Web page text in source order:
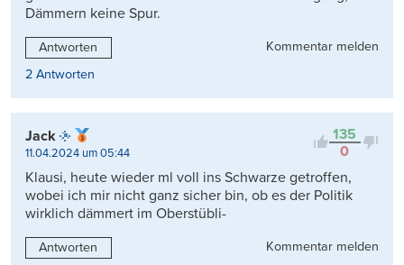
Dämmern keine Spur.
Antworten
Kommentar melden
2 Antworten
135
0
Jack
11.04.2024 um 05:44
Klausi, heute wieder ml voll ins Schwarze getroffen,
wobei ich mir nicht ganz sicher bin, ob es der Politik
wirklich dämmert im Oberstübli-
Antworten
Kommentar melden